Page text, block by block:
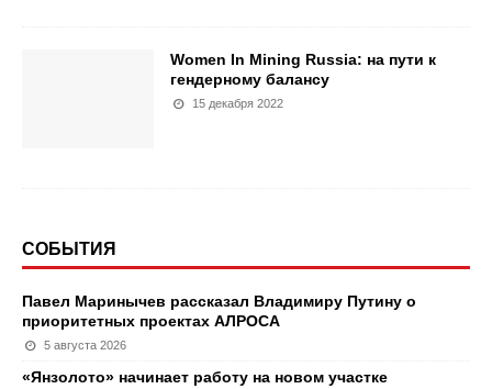
Women In Mining Russia: на пути к
гендерному балансу
15 декабря 2022
СОБЫТИЯ
Павел Маринычев рассказал Владимиру Путину о
приоритетных проектах АЛРОСА
5 августа 2026
«Янзолото» начинает работу на новом участке